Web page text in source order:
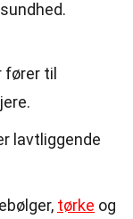
til
lavtliggende
tørke og